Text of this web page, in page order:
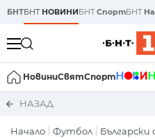
БНТБНТ НОВИНИБНТСпортБНТ
НовиниСвятСпорт
НАЗАД
Начало Футбол